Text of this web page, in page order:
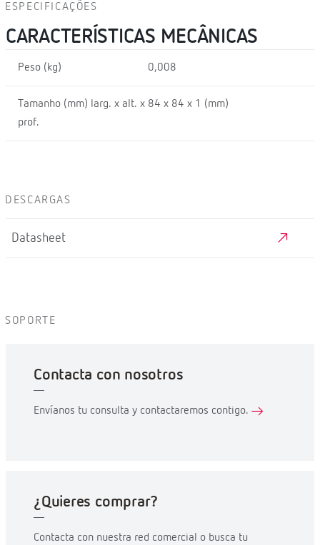
ESPECIFICAÇÕES
CARACTERÍSTICAS MECÂNICAS
Peso (kg) 0,008
Tamanho (mm) larg. x alt. x
prof.
84 x 84 x 1 (mm)
DESCARGAS
Datasheet
SOPORTE
Contacta con nosotros
Envíanos tu consulta y contactaremos contigo.
¿Quieres comprar?
Contacta con nuestra red comercial o busca tu